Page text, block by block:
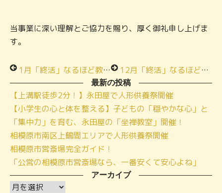
当事業に深い理解とご協力を賜り、厚く御礼申し上げま
す。
1月「終活」なるほど教室開催日程 12月「終活」なるほど教室開催日程
最新の投稿
【上溝駅徒歩2分！】永田屋で人形供養祭開催
【小学生の心と体を整える】子どもの「穏やかな心」と
「集中力」を育む、永田屋の「坐禅教室」開催！
相模原市南区上鶴間エリアで人形供養祭開催
相模原市営斎場完全ガイド！
「公営の相模原市営斎場なら、一番安くて安心よね」
アーカイブ
ア